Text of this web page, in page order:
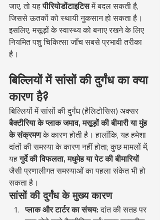
जाए, तो यह पीरियोडोंटाइटिस में बदल सकती है,
जिससे ऊतकों को स्थायी नुकसान हो सकता है।
इसलिए, मसूड़ों के स्वास्थ्य को बनाए रखने के लिए
नियमित पशु चिकित्सा जाँच सबसे प्रभावी तरीका
है।
बिल्लियों में सांसों की दुर्गंध का क्या
कारण है?
बिल्लियों में सांसों की दुर्गंध (हैलिटोसिस) अक्सर
बैक्टीरिया के प्लाक जमाव, मसूड़ों की बीमारी या मुंह
के संक्रमण के कारण होती है। हालाँकि, यह हमेशा
दांतों की समस्या के कारण नहीं होता; कुछ मामलों में,
यह गुर्दे की विफलता, मधुमेह या पेट की बीमारियों
जैसी प्रणालीगत समस्याओं का पहला संकेत भी हो
सकता है।
सांसों की दुर्गंध के मुख्य कारण
प्लाक और टार्टर का संचय: दांत की सतह पर